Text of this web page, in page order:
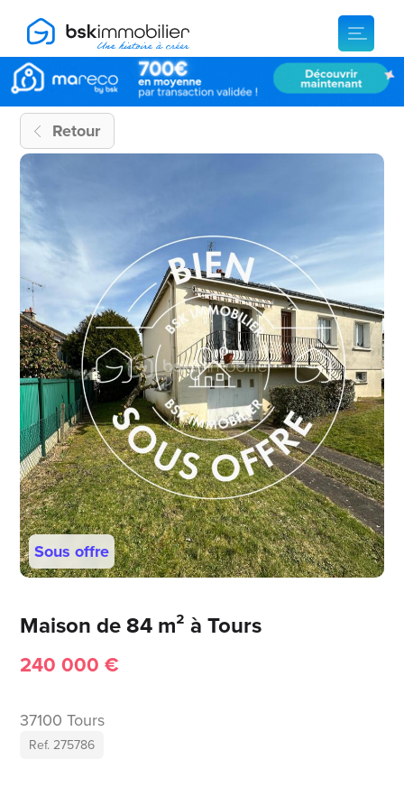
Retour
Sous offre
Maison de 84 m² à Tours
240 000 €
37100 Tours
Ref. 275786